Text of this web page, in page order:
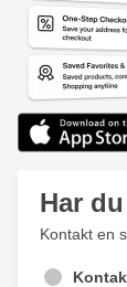
Har
Kontakt en